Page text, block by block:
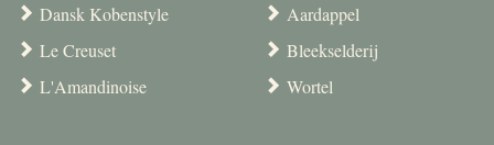
Dansk Kobenstyle
Le Creuset
L'Amandinoise
Aardappel
Bleekselderij
Wortel